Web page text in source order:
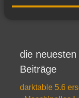
die neuesten
Beiträge
darktable 5.6